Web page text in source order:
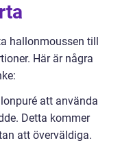
hallonmoussen till
Här är några
att använda
Detta kommer
att överväldiga.